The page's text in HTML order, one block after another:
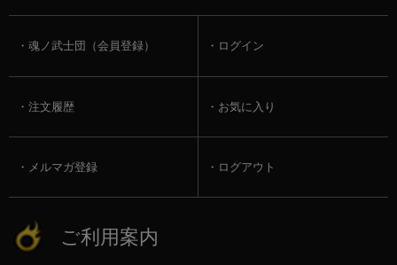
魂ノ武士団（会員登録） ログイン
注文履歴 お気に入り
メルマガ登録 ログアウト
ご利用案内